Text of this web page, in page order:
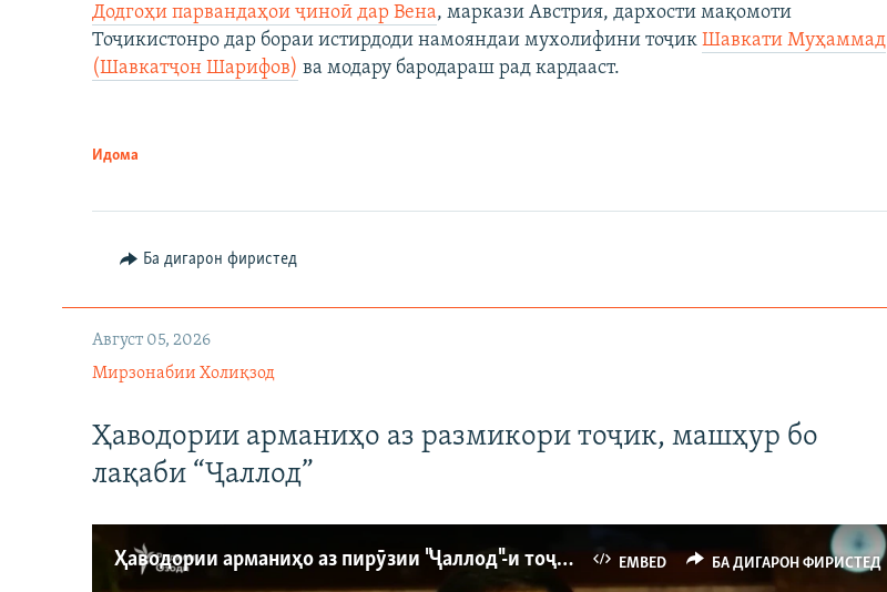
Додгоҳи парвандаҳои ҷиноӣ дар Вена, маркази Австрия, дархости мақомоти
Тоҷикистонро дар бораи истирдоди намояндаи мухолифини тоҷик Шавкати Муҳаммад
(Шавкатҷон Шарифов) ва модару бародараш рад кардааст.
Идома
Ба дигарон фиристед
Август 05, 2026
Мирзонабии Холиқзод
Ҳаводории арманиҳо аз размикори тоҷик, машҳур бо
лақаби “Ҷаллод”
EMBED БА ДИГАРОН ФИРИСТЕД
Ҳаводории арманиҳо аз пирӯзии "Ҷаллод"-и тоҷик